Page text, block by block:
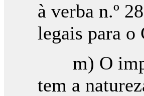
à verba n.º
legais para
m) O
tem a